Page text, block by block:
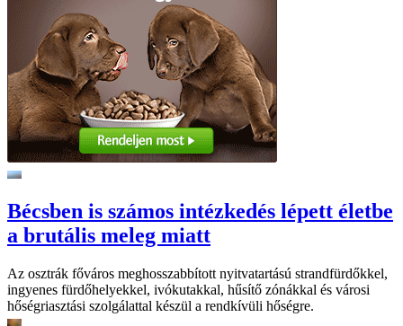
Bécsben is számos intézkedés lépett életbe
a brutális meleg miatt
Az osztrák főváros meghosszabbított nyitvatartású strandfürdőkkel,
ingyenes fürdőhelyekkel, ivókutakkal, hűsítő zónákkal és városi
hőségriasztási szolgálattal készül a rendkívüli hőségre.